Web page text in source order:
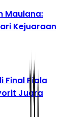
Maulana:
Kejuaraan
Final Piala
Juara